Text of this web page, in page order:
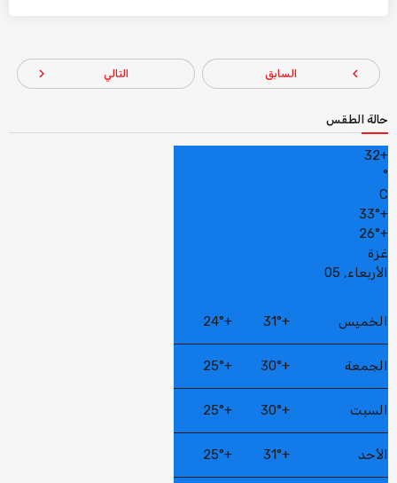
navigate_before السابق التالي navigate_next
حالة الطقس
+
32
°
C
+
33°
+
26°
غزة
الأربعاء, 05
الخميس +
31°
+
24°
الجمعة +
30°
+
25°
السبت +
30°
+
25°
الأحد +
31°
+
25°